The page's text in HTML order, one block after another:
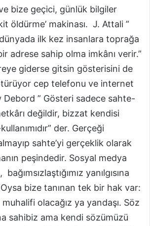
bize geçici, günlük bilgiler
öldürme’ makinası. J. Attali ”
ilk kez insanlara toprağa
adrese sahip olma imkânı verir.”
giderse gitsin gösterisini de
cep telefonu ve internet
Debord ” Gösteri sadece sahte-
değildir, bizzat kendisi
der. Gerçeği
sahte’yi gerçeklik olarak
peşindedir. Sosyal medya
yanılgısına
bize tanınan tek bir hak var:
olacağız ya yandaşı. Söz
sahibiz ama kendi sözümüzü